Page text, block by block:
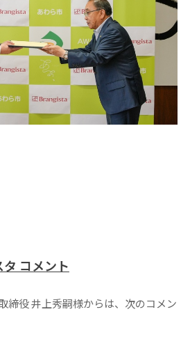
コメント
締役 井上秀嗣様からは、次のコメン